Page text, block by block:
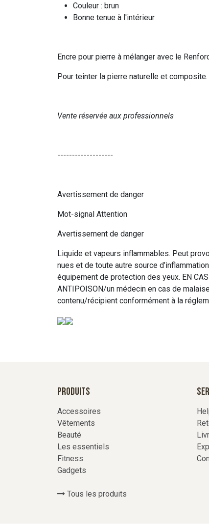
Couleur : brun
Bonne tenue à l'intérieur
Encre pour pierre à mélanger avec le
Pour teinter la pierre naturelle et composite.
Vente réservée aux professionnels
-------------------
Avertissement de danger
Mot-signal Attention
Avertissement de danger
Liquide et vapeurs inflammables. Peut
nues et de toute autre source
équipement de protection des yeux. EN CAS
ANTIPOISON/un médecin en cas de
contenu/récipient conformément à la
Produits
Accessoires
Vêtements
Beauté
Les essentiels
Fitness
Gadgets
Tous les produits